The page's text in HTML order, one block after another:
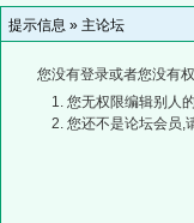
提示信息 » 主论坛
您没有登录或者您没有
您无权限编辑别人
您还不是论坛会员,